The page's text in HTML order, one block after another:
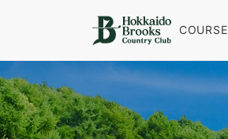
COURSE